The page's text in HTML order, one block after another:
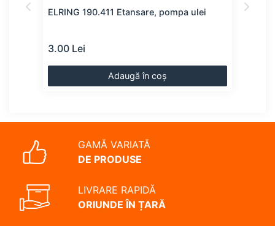
ELRING 190.411 Etansare, pompa ulei
3.00 Lei
Adaugă în coș
GAMĂ VARIATĂ
DE PRODUSE
LIVRARE RAPIDĂ
ORIUNDE ÎN ȚARĂ